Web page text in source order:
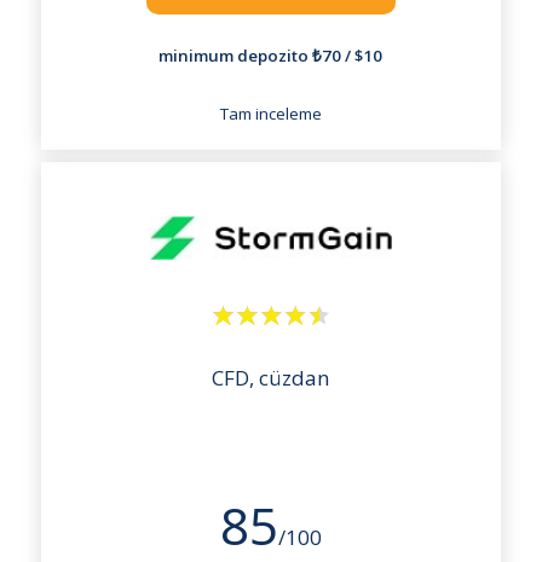
minimum depozito ₺70 / $10
Tam inceleme
CFD, cüzdan
85/100